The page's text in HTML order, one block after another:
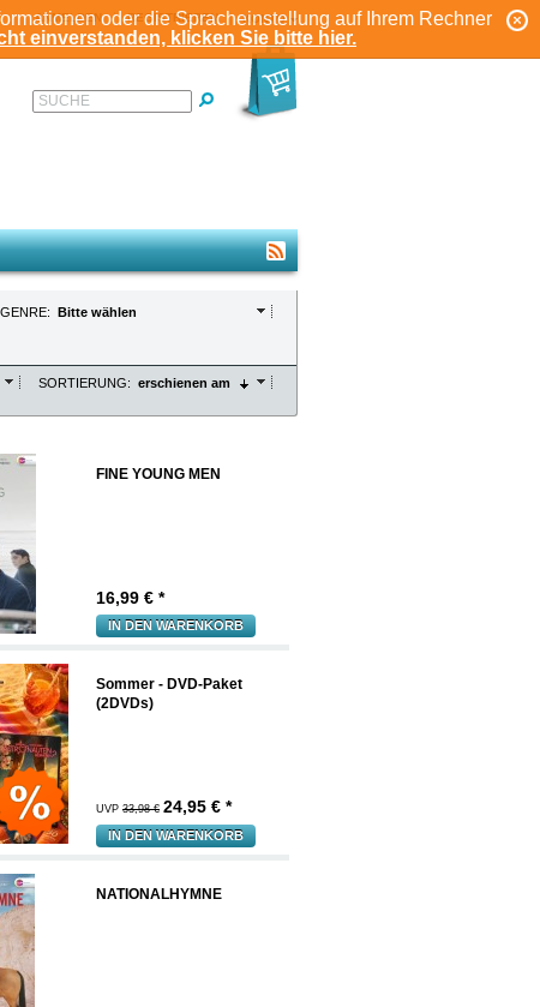
oder die Spracheinstellung auf Ihrem Rechner
einverstanden, klicken Sie bitte hier.
KONTO
ANMELDEN REGISTRIEREN
SUCHE
GENRE: Bitte wählen
SORTIERUNG: erschienen am
FINE YOUNG MEN
16,99 € *
IN DEN WARENKORB
Sommer - DVD-Paket
(2DVDs)
UVP 33,98 € 24,95 € *
IN DEN WARENKORB
NATIONALHYMNE